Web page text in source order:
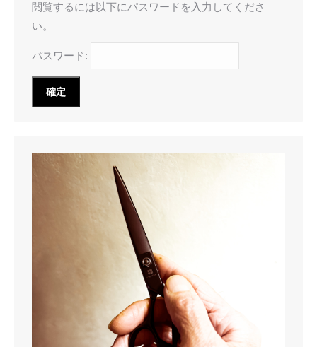
閲覧するには以下にパスワードを入力してくださ
い。
パスワード: